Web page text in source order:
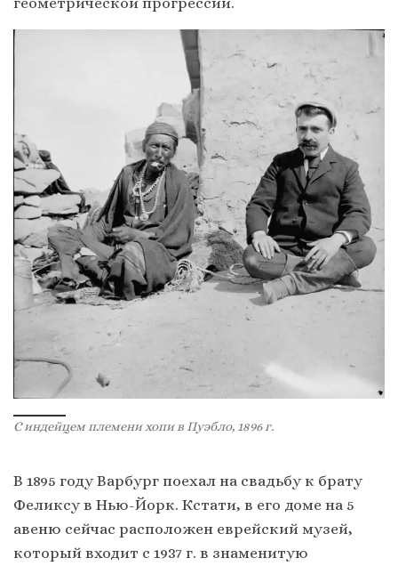
С индейцем племени хопи в Пуэбло, 1896 г.
В 1895 году Варбург поехал на свадьбу к брату
Феликсу в Нью-Йорк. Кстати, в его доме на 5
авеню сейчас расположен еврейский музей,
который входит с 1937 г. в знаменитую